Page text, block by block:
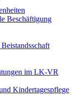
Beschäftigung
im LK-VR
Kindertagespflege